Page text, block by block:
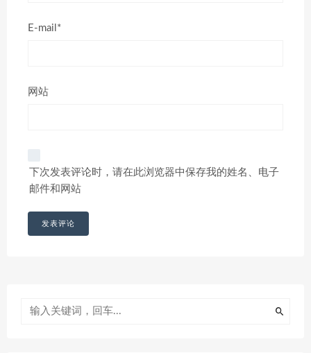
E-mail*
网站
下次发表评论时，请在此浏览器中保存我的姓名、电子
邮件和网站